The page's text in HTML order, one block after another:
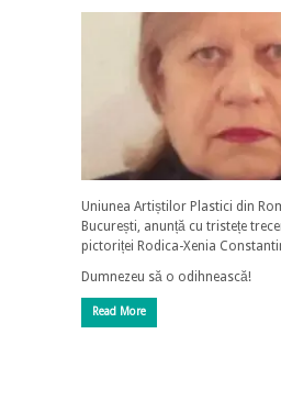
Uniunea Artiștilor Plastici din
București, anunță cu tristețe
pictoriței Rodica-Xenia
Dumnezeu să o odihnească!
Read More